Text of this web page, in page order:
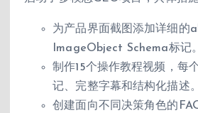
为产品界面截图添加详细的
ImageObject Schema标记。
制作15个操作教程视频，每
记、完整字幕和结构化描述。
创建面向不同决策角色的